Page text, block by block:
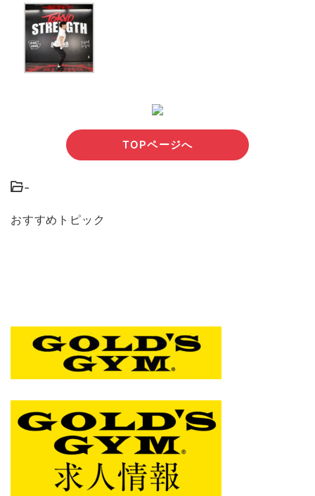
TOPページへ
-
おすすめトピック